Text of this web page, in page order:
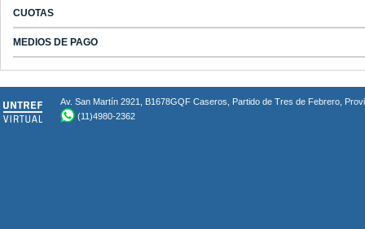
CUOTAS
MEDIOS DE PAGO
Av. San Martín 2921, B1678GQF Caseros, Partido de Tres de Febrero,
(11)4980-2362